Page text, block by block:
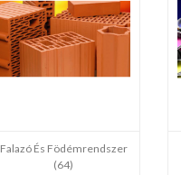
Falazó És Födémrendszer
(64)